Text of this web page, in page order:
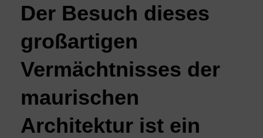
Der Besuch dieses
großartigen
Vermächtnisses der
maurischen
Architektur ist ein